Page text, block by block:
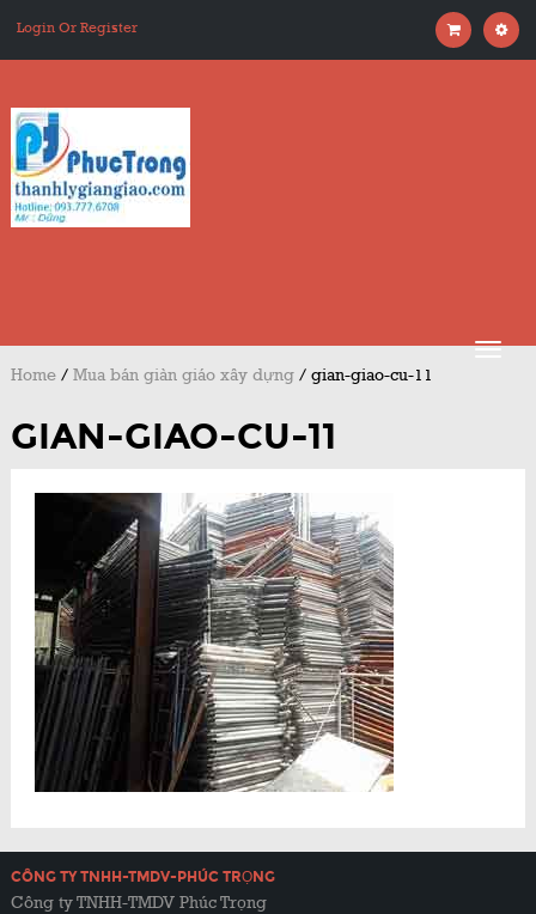
Login Or Register
Home / Mua bán giàn giáo xây dựng / gian-giao-cu-11
GIAN-GIAO-CU-11
CÔNG TY TNHH-TMDV-PHÚC TRỌNG
Công ty TNHH-TMDV Phúc Trọng